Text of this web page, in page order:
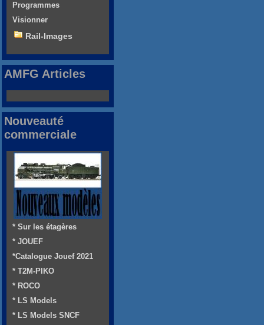
Programmes
Visionner
Rail-Images
AMFG Articles
Nouveauté
commerciale
* Sur les étagères
* JOUEF
*Catalogue Jouef 2021
* T2M-PIKO
* ROCO
* LS Models
* LS Models SNCF